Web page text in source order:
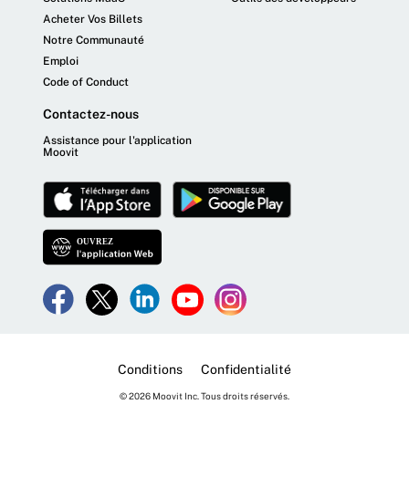
Acheter Vos Billets
Notre Communauté
Emploi
Code of Conduct
Contactez-nous
Assistance pour l'application
Moovit
Conditions Confidentialité
© 2026 Moovit Inc. Tous droits réservés.